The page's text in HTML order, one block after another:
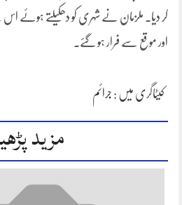
کر دیا۔ ملزمان نے شہری کو دھکیلتے ہوئے اس
اور موقع سے فرار ہو گئے۔
کیٹاگری میں : جرائم
مزید